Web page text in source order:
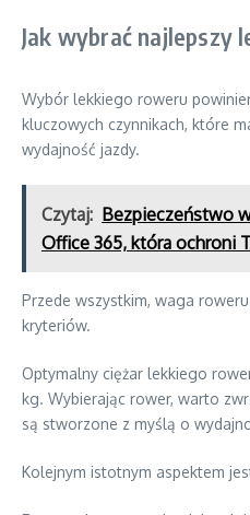
Jak wybrać najlepszy
Wybór lekkiego roweru
kluczowych czynnikach, które
wydajność jazdy.
Czytaj: Bezpieczeństwo
Office 365, która ochroni
Przede wszystkim, waga
kryteriów.
Optymalny ciężar lekkiego
kg. Wybierając rower, warto
są stworzone z myślą o
Kolejnym istotnym aspektem